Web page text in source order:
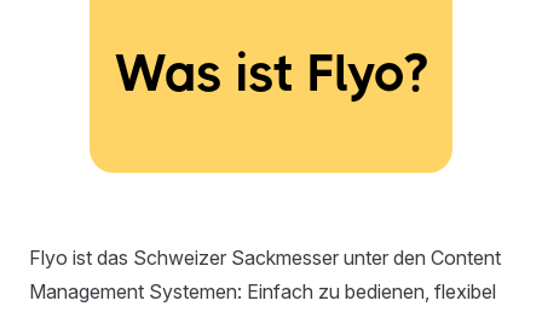
Was ist Flyo?
Flyo ist das Schweizer Sackmesser unter den Content
Management Systemen: Einfach zu bedienen, flexibel